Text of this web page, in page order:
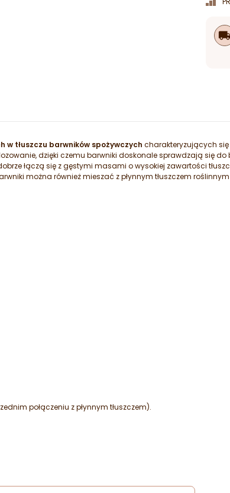
local_shipping
w tłuszczu barwników spożywczych charakteryzujących
dzięki czemu barwniki doskonale sprawdzają się do
łączą się z gęstymi masami o wysokiej zawartości
można również mieszać z płynnym tłuszczem
połączeniu z płynnym tłuszczem).